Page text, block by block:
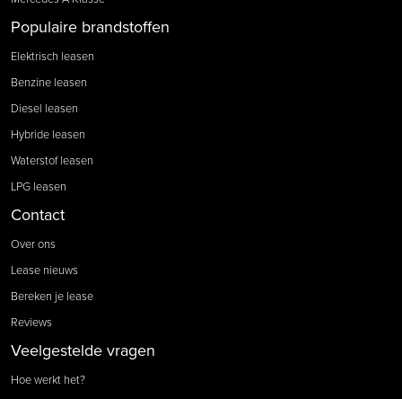
Populaire brandstoffen
Elektrisch leasen
Benzine leasen
Diesel leasen
Hybride leasen
Waterstof leasen
LPG leasen
Contact
Over ons
Lease nieuws
Bereken je lease
Reviews
Veelgestelde vragen
Hoe werkt het?